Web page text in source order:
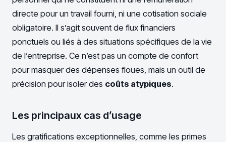
directe pour un travail fourni, ni une cotisation sociale
obligatoire. Il s’agit souvent de flux financiers
ponctuels ou liés à des situations spécifiques de la vie
de l’entreprise. Ce n’est pas un compte de confort
pour masquer des dépenses floues, mais un outil de
précision pour isoler des coûts atypiques.
Les principaux cas d’usage
Les gratifications exceptionnelles, comme les primes